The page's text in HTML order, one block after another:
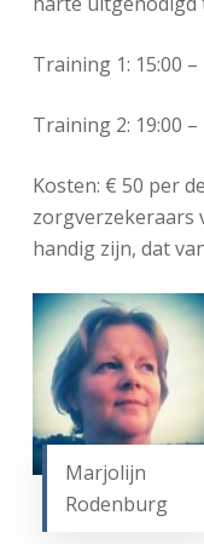
Training 1: 15:00 –
Training 2: 19:00 –
Kosten: € 50 per
zorgverzekeraars
handig zijn, dat
Marjolijn
Rodenburg